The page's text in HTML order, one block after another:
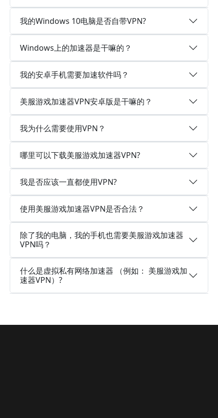
我的Windows 10电脑是否自带VPN?
Windows上的加速器是干嘛的？
我的安卓手机需要加速软件吗？
美服游戏加速器VPN安卓版是干嘛的？
我为什么需要使用VPN？
哪里可以下载美服游戏加速器VPN?
我是否应该一直都使用VPN?
使用美服游戏加速器VPN是否合法？
除了我的电脑，我的手机也需要美服游戏加速器
VPN吗？
什么是虚拟私有网络加速器 （例如： 美服游戏加
速器VPN）?